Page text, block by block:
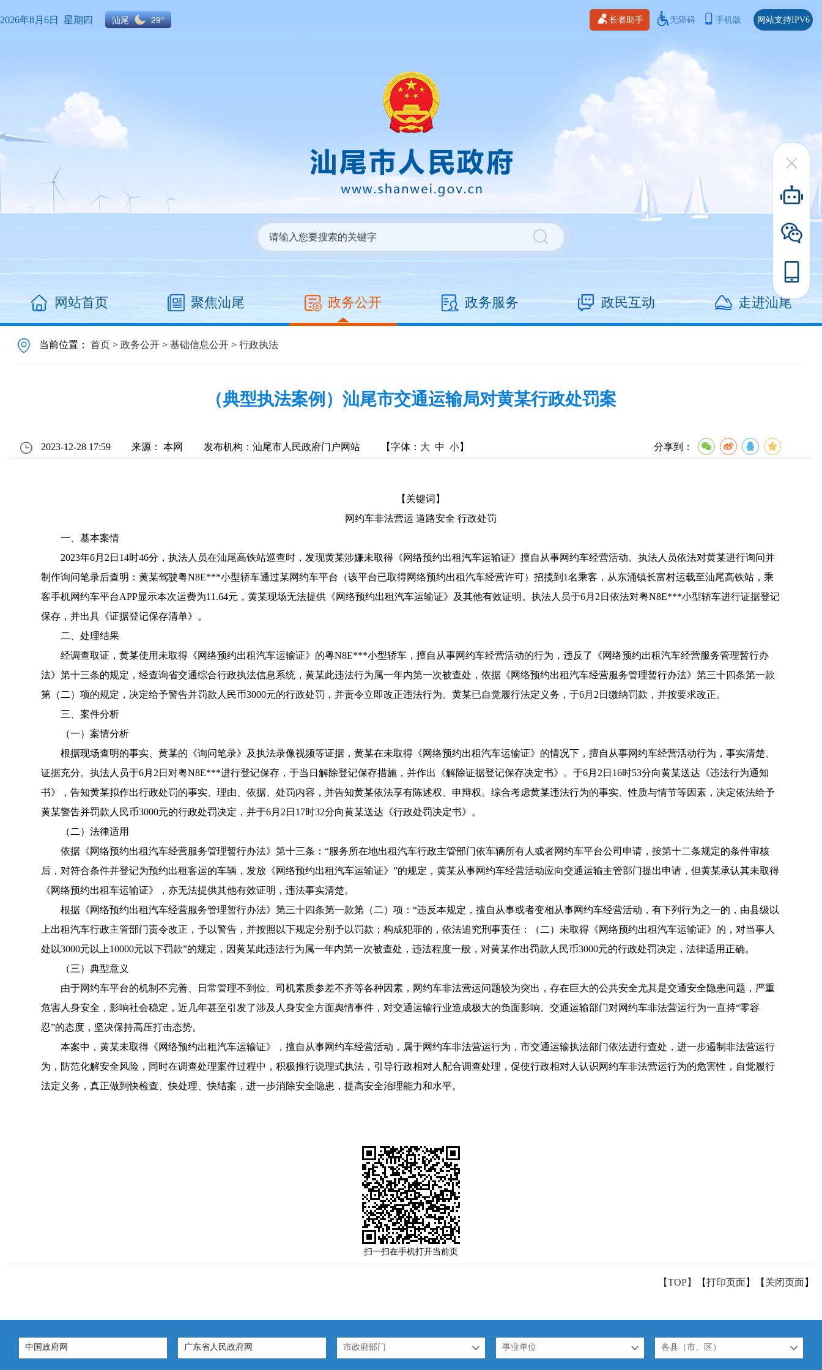
2026年8月6日 星期四 汕尾 29° 长者助手 无障碍 手机版 网站支持IPV6
网站首页 聚焦汕尾 政务公开 政务服务 政民互动 走进汕尾
当前位置：首页 >政务公开 >基础信息公开 >行政执法
（典型执法案例）汕尾市交通运输局对黄某行政处罚案
2023-12-28 17:59 来源： 本网 发布机构：汕尾市人民政府门户网站 【字体： 大 中 小】 分享到：
【关键词】
网约车非法营运 道路安全 行政处罚
一、基本案情
2023年6月2日14时46分，执法人员在汕尾高铁站巡查时，发现黄某涉嫌未取得《网络预约出租汽车运输证》擅自从事网约车经营活动。执法人员依法对黄某进行询问并
制作询问笔录后查明：黄某驾驶粤N8E***小型轿车通过某网约车平台（该平台已取得网络预约出租汽车经营许可）招揽到1名乘客，从东涌镇长富村运载至汕尾高铁站，乘
客手机网约车平台APP显示本次运费为11.64元，黄某现场无法提供《网络预约出租汽车运输证》及其他有效证明。执法人员于6月2日依法对粤N8E***小型轿车进行证据登记
保存，并出具《证据登记保存清单》。
二、处理结果
经调查取证，黄某使用未取得《网络预约出租汽车运输证》的粤N8E***小型轿车，擅自从事网约车经营活动的行为，违反了《网络预约出租汽车经营服务管理暂行办
法》第十三条的规定，经查询省交通综合行政执法信息系统，黄某此违法行为属一年内第一次被查处，依据《网络预约出租汽车经营服务管理暂行办法》第三十四条第一款
第（二）项的规定，决定给予警告并罚款人民币3000元的行政处罚，并责令立即改正违法行为。黄某已自觉履行法定义务，于6月2日缴纳罚款，并按要求改正。
三、案件分析
（一）案情分析
根据现场查明的事实、黄某的《询问笔录》及执法录像视频等证据，黄某在未取得《网络预约出租汽车运输证》的情况下，擅自从事网约车经营活动行为，事实清楚、
证据充分。执法人员于6月2日对粤N8E***进行登记保存，于当日解除登记保存措施，并作出《解除证据登记保存决定书》。于6月2日16时53分向黄某送达《违法行为通知
书》，告知黄某拟作出行政处罚的事实、理由、依据、处罚内容，并告知黄某依法享有陈述权、申辩权。综合考虑黄某违法行为的事实、性质与情节等因素，决定依法给予
黄某警告并罚款人民币3000元的行政处罚决定，并于6月2日17时32分向黄某送达《行政处罚决定书》。
（二）法律适用
依据《网络预约出租汽车经营服务管理暂行办法》第十三条：“服务所在地出租汽车行政主管部门依车辆所有人或者网约车平台公司申请，按第十二条规定的条件审核
后，对符合条件并登记为预约出租客运的车辆，发放《网络预约出租汽车运输证》”的规定，黄某从事网约车经营活动应向交通运输主管部门提出申请，但黄某承认其未取得
《网络预约出租车运输证》，亦无法提供其他有效证明，违法事实清楚。
根据《网络预约出租汽车经营服务管理暂行办法》第三十四条第一款第（二）项：“违反本规定，擅自从事或者变相从事网约车经营活动，有下列行为之一的，由县级以
上出租汽车行政主管部门责令改正，予以警告，并按照以下规定分别予以罚款；构成犯罪的，依法追究刑事责任：（二）未取得《网络预约出租汽车运输证》的，对当事人
处以3000元以上10000元以下罚款”的规定，因黄某此违法行为属一年内第一次被查处，违法程度一般，对黄某作出罚款人民币3000元的行政处罚决定，法律适用正确。
（三）典型意义
由于网约车平台的机制不完善、日常管理不到位、司机素质参差不齐等各种因素，网约车非法营运问题较为突出，存在巨大的公共安全尤其是交通安全隐患问题，严重
危害人身安全，影响社会稳定，近几年甚至引发了涉及人身安全方面舆情事件，对交通运输行业造成极大的负面影响。交通运输部门对网约车非法营运行为一直持“零容
忍”的态度，坚决保持高压打击态势。
本案中，黄某未取得《网络预约出租汽车运输证》，擅自从事网约车经营活动，属于网约车非法营运行为，市交通运输执法部门依法进行查处，进一步遏制非法营运行
为，防范化解安全风险，同时在调查处理案件过程中，积极推行说理式执法，引导行政相对人配合调查处理，促使行政相对人认识网约车非法营运行为的危害性，自觉履行
法定义务，真正做到快检查、快处理、快结案，进一步消除安全隐患，提高安全治理能力和水平。
扫一扫在手机打开当前页
【TOP】 【打印页面】【 关闭页面】
中国政府网 广东省人民政府网 市政府部门 事业单位 各县（市、区）